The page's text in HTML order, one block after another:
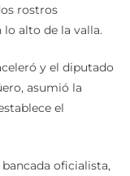
alto de la valla.
asumió la
el
Luis Parra,